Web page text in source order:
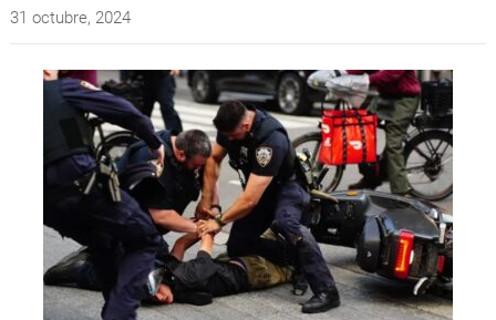
31 octubre, 2024